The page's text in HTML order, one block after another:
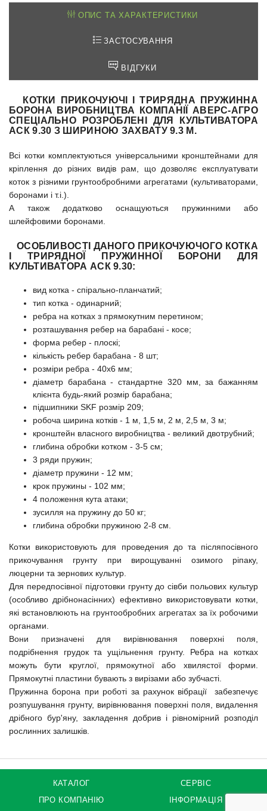
ОПИС ТА ХАРАКТЕРИСТИКИ
ЗАСТОСУВАННЯ
ВІДГУКИ
КОТКИ ПРИКОЧУЮЧІ ІТРИРЯДНА ПРУЖИННА
БОРОНА
ВИРОБНИЦТВА КОМПАНІЇ АВЕРС-АГРО
СПЕЦІАЛЬНО РОЗРОБЛЕНІ ДЛЯ КУЛЬТИВАТОРА
АСК 9.30 З ШИРИНОЮ ЗАХВАТУ 9.3 М.
Всі котки комплектуються універсальними кронштейнами для
кріплення до різних видів рам, що дозволяє експлуатувати
коток з різними грунтообробними агрегатами (культиваторами,
боронами і т.і.).
А також додатково оснащуються пружинними або
шлейфовими боронами.
ОСОБЛИВОСТІ ДАНОГО ПРИКОЧУЮЧОГО КОТКА
І ТРИРЯДНОЇ ПРУЖИННОЇ БОРОНИ ДЛЯ
КУЛЬТИВАТОРА АСК 9.30:
вид котка - спірально-планчатий;
тип котка - одинарний;
ребра на котках з прямокутним перетином;
розташування ребер на барабані - косе;
форма ребер - плоскі;
кількість ребер барабана - 8 шт;
розміри ребра - 40х6 мм;
діаметр барабана - стандартне 320 мм, за бажанням
клієнта будь-який розмір барабана;
підшипники SKF розмір 209;
робоча ширина котків - 1 м, 1,5 м, 2 м, 2,5 м, 3 м;
кронштейн власного виробництва - великий двотрубний;
глибина обробки котком - 3-5 см;
3 ряди пружин;
діаметр пружини - 12 мм;
крок пружины - 102 мм;
4 положення кута атаки;
зусилля на пружину до 50 кг;
глибина обробки пружиною 2-8 см.
Котки використовують для проведения до та післяпосівного
прикочування грунту при вирощуванні озимого ріпаку,
люцерни та зернових культур.
Для передпосівної підготовки грунту до сівби польових культур
(особливо дрібнонасінних) ефективно використовувати котки,
які встановлюють на грунтообробних агрегатах за їх робочими
органами.
Вони призначені для вирівнювання поверхні поля,
подрібнення грудок та ущільнення грунту. Ребра на котках
можуть бути круглої, прямокутної або хвилястої форми.
Прямокутні пластини бувають з вирізами або зубчасті.
Пружинна борона при роботі за рахунок вібрації забезпечує
розпушування грунту, вирівнювання поверхні поля, видалення
дрібного бур'яну, закладення добрив і рівномірний розподіл
рослинних залишків.
КАТАЛОГ
СЕРВІС
ПРО КОМПАНІЮ
ІНФОРМАЦІЯ